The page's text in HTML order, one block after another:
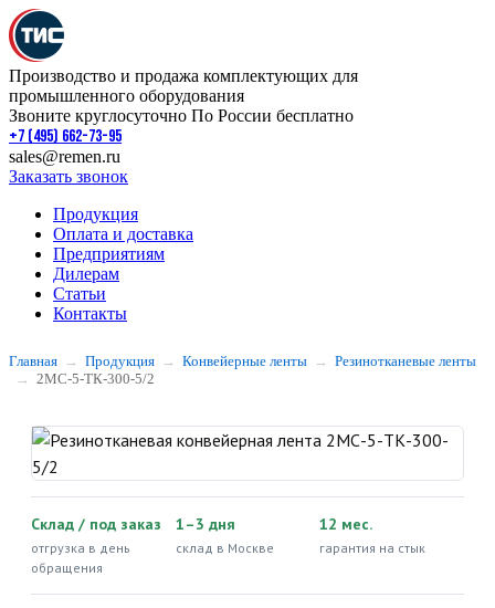
Производство и продажа комплектующих для
промышленного оборудования
Звоните круглосуточно По России бесплатно
+7 (495) 662-73-95
sales@remen.ru
Заказать звонок
Продукция
Оплата и доставка
Предприятиям
Дилерам
Статьи
Контакты
Главная Продукция Конвейерные ленты
Резинотканевые ленты
2МС-5-ТК-300-5/2
Склад / под заказ
отгрузка в день
обращения
1–3 дня
склад в Москве
12 мес.
гарантия на стык